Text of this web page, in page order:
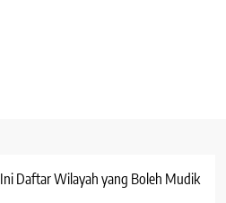
Ini Daftar Wilayah yang Boleh Mudik